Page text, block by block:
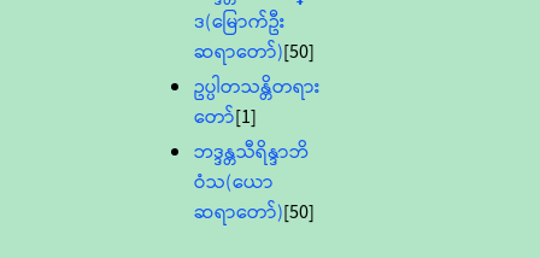
ဒ(မြောက်ဦး
ဆရာတော်)[50]
ဥပ္ပါတသန္တိတရား
တော်[1]
ဘဒ္ဒန္တသီရိန္ဒာဘိ
ဝံသ(ယော
ဆရာတော်)[50]